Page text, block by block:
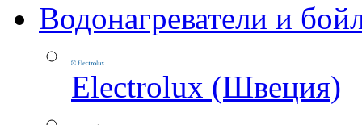
Водонагреватели и
Electrolux (Швеция)